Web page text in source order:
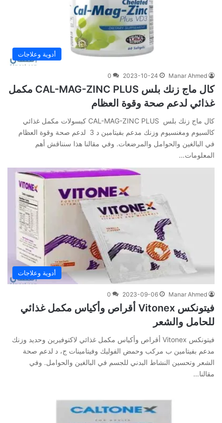
أدوية وعلاجات
Manar Ahmed
2023-10-24
0
كال ماج زنك بلس CAL-MAG-ZINC PLUS مكمل
غذائي لدعم صحة وقوة العظام
كال ماج زنك بلس CAL-MAG-ZINC PLUS كبسولات مكمل غذائي
كالسيوم ومغنسيوم وزنك مدعم بفيتامين د 3 لدعم صحة وقوة العظام
في البالغين والحوامل والمرضعات. وفي‌ ‌مقالنا‌ ‌هذا‌ ‌سنناقش‌ ‌أهم‌
‌المعلومات‌…
أدوية وعلاجات
Manar Ahmed
2023-09-06
0
فيتونكس Vitonex أقراص وأكياس مكمل غذائي
للحامل والشعر
فيتونكس Vitonex أقراص وأكياس مكمل غذائي لاكتوفيرين وحديد وزنك
مدعم بفيتامين ب مركب وحمض الفوليك وفيتامينات ج، د لدعم صحة
الشعر وتحسين النشاط البدني للجسم في البالغين والحوامل. وفي‌
‌مقالنا‌…